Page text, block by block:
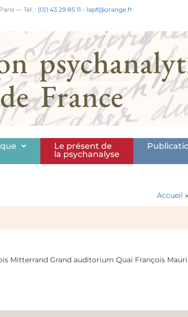
— Tél. : (0)1 43 29 85 11 – lapf@orange.fr
de France
Le présent de
la psychanalyse
Accueil »
Mitterrand Grand auditorium Quai François